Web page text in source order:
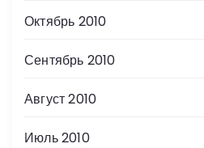
Октябрь 2010
Сентябрь 2010
Август 2010
Июль 2010